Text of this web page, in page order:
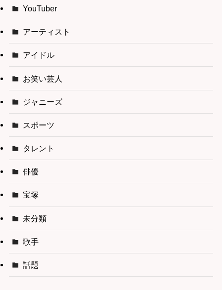
YouTuber
アーティスト
アイドル
お笑い芸人
ジャニーズ
スポーツ
タレント
俳優
宝塚
未分類
歌手
話題